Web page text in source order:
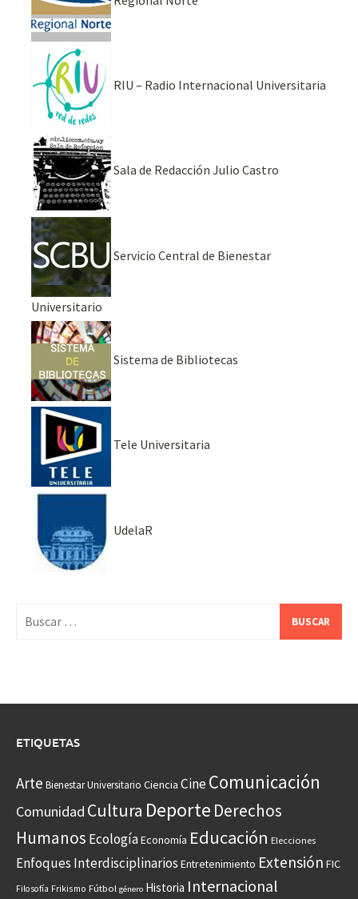
RIU – Radio Internacional Universitaria
Sala de Redacción Julio Castro
Servicio Central de Bienestar
Universitario
Sistema de Bibliotecas
Tele Universitaria
UdelaR
ETIQUETAS
Arte Bienestar Universitario Ciencia CineComunicación
Comunidad Cultura Deporte Derechos
Humanos EcologíaEconomía Educación Elecciones
Enfoques Interdisciplinarios Entretenimiento Extensión FIC
Filosofía Frikismo Fútbol género Historia Internacional